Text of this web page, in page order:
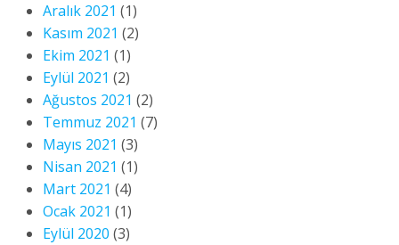
Aralık 2021 (1)
Kasım 2021 (2)
Ekim 2021 (1)
Eylül 2021 (2)
Ağustos 2021 (2)
Temmuz 2021 (7)
Mayıs 2021 (3)
Nisan 2021 (1)
Mart 2021 (4)
Ocak 2021 (1)
Eylül 2020 (3)